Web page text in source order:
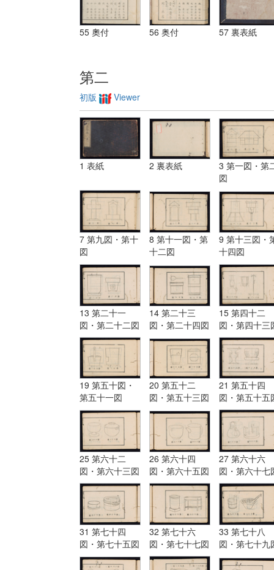
55 奧付 56 奥付 57 裏表紙
第二
初版 Viewer
1 表紙 2 裏表紙
3 第一図・第
図
7 第九図・第十
図
8 第十一図・第
十二図
9 第十三図・
十四図
13 第二十一
図・第二十二図
14 第二十三
図・第二十四図
15 第四十二
図・第四十三
19 第五十図・
第五十一図
20 第五十二
図・第五十三図
21 第五十四
図・第五十五
25 第六十二
図・第六十三図
26 第六十四
図・第六十五図
27 第六十六
図・第六十七
31 第七十四
図・第七十五図
32 第七十六
図・第七十七図
33 第七十八
図・第七十九